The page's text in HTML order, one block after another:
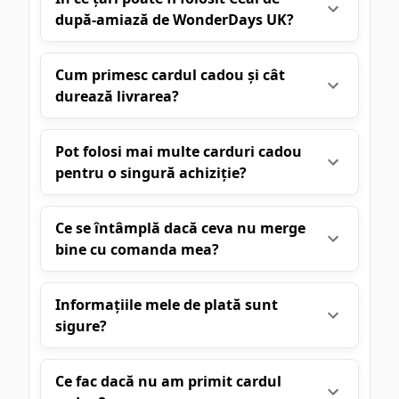
după-amiază de WonderDays UK?
Cum primesc cardul cadou și cât
durează livrarea?
Pot folosi mai multe carduri cadou
pentru o singură achiziție?
Ce se întâmplă dacă ceva nu merge
bine cu comanda mea?
Informațiile mele de plată sunt
sigure?
Ce fac dacă nu am primit cardul